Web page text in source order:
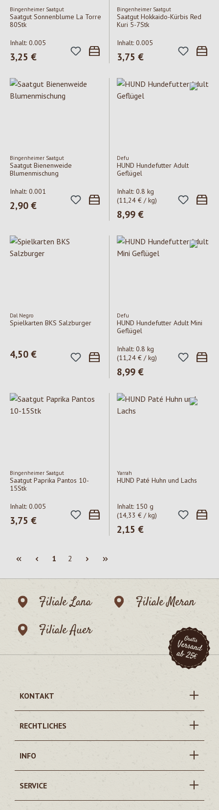
Bingenheimer Saatgut
Saatgut Sonnenblume La Torre
80Stk
Inhalt: 0.005
Regulärer Preis:
3,25 €
Bingenheimer Saatgut
Saatgut Hokkaido-Kürbis Red
Kuri 5-7Stk
Inhalt: 0.005
Regulärer Preis:
3,75 €
Bingenheimer Saatgut
Saatgut Bienenweide
Blumenmischung
Inhalt: 0.001
Regulärer Preis:
2,90 €
Defu
HUND Hundefutter Adult
Geflügel
Inhalt: 0.8 kg
(11,24 € / kg)
Regulärer Preis:
8,99 €
Dal Negro
Spielkarten BKS Salzburger
Regulärer Preis:
4,50 €
Defu
HUND Hundefutter Adult Mini
Geflügel
Inhalt: 0.8 kg
(11,24 € / kg)
Regulärer Preis:
8,99 €
Bingenheimer Saatgut
Saatgut Paprika Pantos 10-
15Stk
Inhalt: 0.005
Regulärer Preis:
3,75 €
Yarrah
HUND Paté Huhn und Lachs
Inhalt: 150 g
(14,33 € / kg)
Regulärer Preis:
2,15 €
Seite
1 Seite
2
Filiale Lana
Filiale Meran
Filiale Auer
KONTAKT
RECHTLICHES
INFO
SERVICE